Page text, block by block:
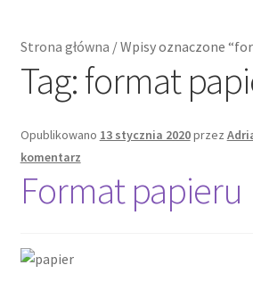
Oferty specjalne
Strona główna /Wpisy oznaczone
Tag:format
Opublikowano 13 stycznia 2020przez
komentarz
Format papieru